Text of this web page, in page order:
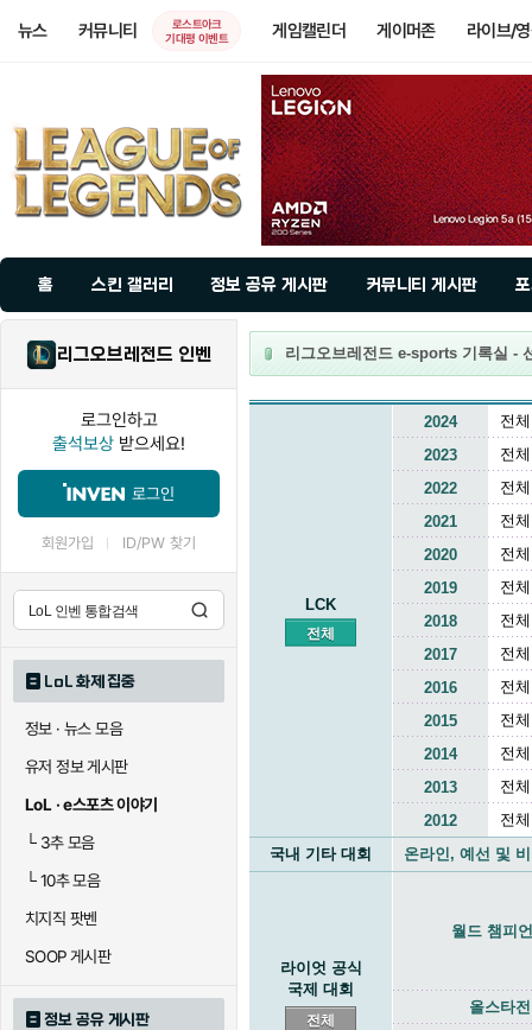
뉴스 커뮤니티
로스트아크
기대평 이벤트
게임캘린더 게이머존 라이브/
홈 스킨 갤러리 정보 공유 게시판 커뮤니티 게시판
리그오브레전드 인벤
로그인하고
출석보상 받으세요!
로그인
회원가입 ID/PW 찾기
LoL 화제 집중
정보 · 뉴스 모음
유저 정보 게시판
LoL · e스포츠 이야기
└3추 모음
└10추 모음
치지직 팟벤
SOOP 게시판
정보 공유 게시판
리그오브레전드 e-sports 기록실 -
LCK
전체
2024
전체
2023
전체
2022
전체
2021
전체
2020
전체
2019
전체
2018
전체
2017
전체
2016
전체
2015
전체
2014
전체
2013
전체
2012
전체
국내 기타 대회
온라인, 예선 및
라이엇 공식
국제 대회
전체
월드 챔피
올스타전